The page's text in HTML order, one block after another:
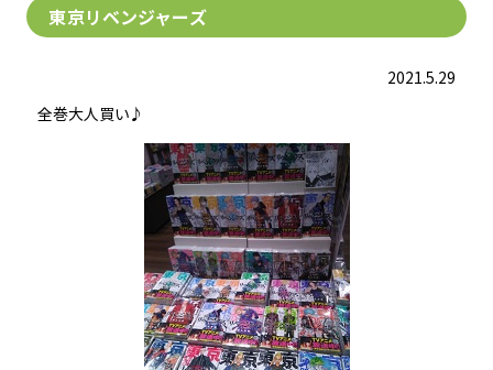
東京リベンジャーズ
2021.5.29
全巻大人買い♪